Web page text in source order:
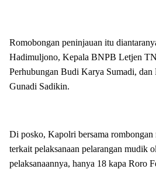
Romobongan peninjauan itu
Hadimuljono, Kepala BNPB Letjen
Perhubungan Budi Karya Sumadi,
Gunadi Sadikin.
Di posko, Kapolri bersama rombongan
terkait pelaksanaan pelarangan mudik
pelaksanaannya, hanya 18 kapa Roro